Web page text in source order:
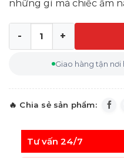
những gì mà chiếc ấm
Ấm đun nước siêu tốc
Giao hàng tận
Tư vấn 24/7